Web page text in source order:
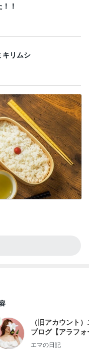
！
キリムシ
（旧アカウント
ブログ【アラフォ
社売却セカンドラ
エマの日記